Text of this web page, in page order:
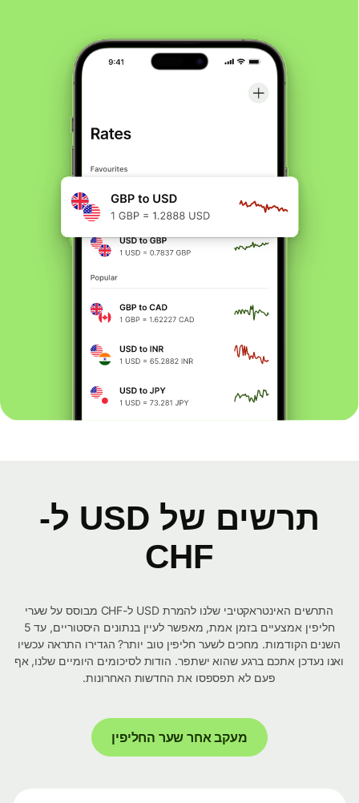
תרשים של USD ל-
CHF
התרשים האינטראקטיבי שלנו להמרת USD ל-CHF מבוסס על שערי
חליפין אמצעיים בזמן אמת, מאפשר לעיין בנתונים היסטוריים, עד 5
השנים הקודמות. מחכים לשער חליפין טוב יותר? הגדירו התראה עכשיו
ואנו נעדכן אתכם ברגע שהוא ישתפר. הודות לסיכומים היומיים שלנו, אף
פעם לא תפספסו את החדשות האחרונות.
מעקב אחר שער החליפין